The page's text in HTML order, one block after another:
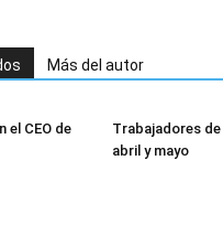
Más del autor
el CEO de
Trabajadores
abril y mayo